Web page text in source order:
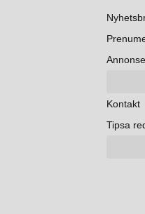
Kontakt
Tipsa